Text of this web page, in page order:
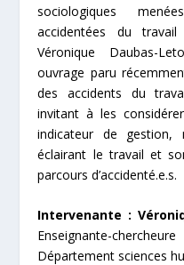
sociologiques
accidentées du
Véronique Daubas-
ouvrage paru
des accidents du
invitant à les
indicateur de
éclairant le travail et
parcours d’accidenté.e.s.
Intervenante :
Enseignante-
Département sciences